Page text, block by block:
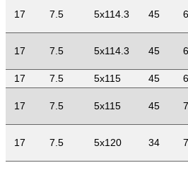
17 7.5 5x114.3 45
17 7.5 5x114.3 45
17 7.5 5x115 45
17 7.5 5x115 45
17 7.5 5x120 34